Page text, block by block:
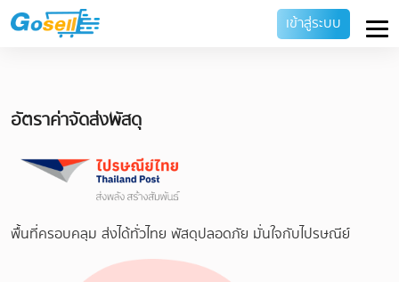
เข้าสู่ระบบ
อัตราค่าจัดส่งพัสดุ
พื้นที่ครอบคลุม ส่งได้ทั่วไทย พัสดุปลอดภัย มั่นใจกับไปรษณีย์